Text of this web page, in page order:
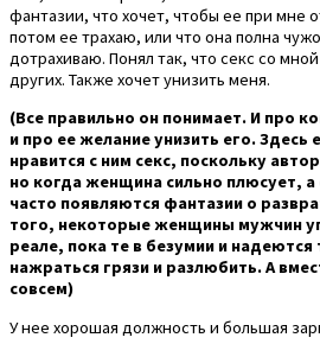
фантазии, что хочет, чтобы ее при мне
потом ее трахаю, или что она полна
дотрахиваю. Понял так, что секс со
других. Также хочет унизить меня.
(Все правильно он понимает. И про
и про ее желание унизить его. Здесь
нравится с ним секс, поскольку
но когда женщина сильно плюсует, а
часто появляются фантазии о
того, некоторые женщины мужчин
реале, пока те в безумии и
нажраться грязи и разлюбить. А
совсем)
У нее хорошая должность и большая